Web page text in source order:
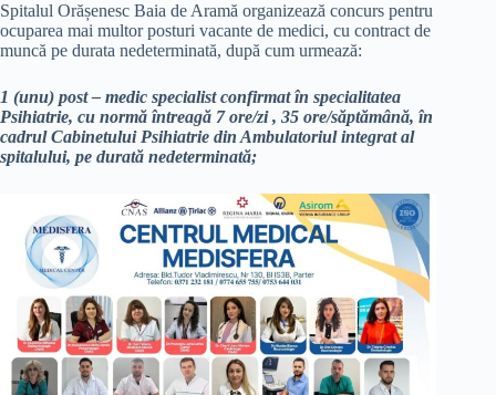
Spitalul Orășenesc Baia de Aramă organizează concurs pentru
ocuparea mai multor posturi vacante de medici, cu contract de
muncă pe durata nedeterminată, după cum urmează:
1 (unu) post – medic specialist confirmat în specialitatea
Psihiatrie, cu normă întreagă 7 ore/zi , 35 ore/săptămână, în
cadrul Cabinetului Psihiatrie din Ambulatoriul integrat al
spitalului, pe durată nedeterminată;